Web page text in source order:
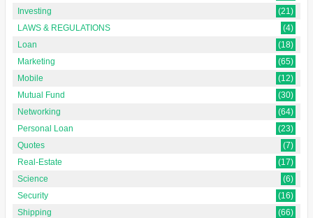
Investing
(21)
LAWS & REGULATIONS
(4)
Loan
(18)
Marketing
(65)
Mobile
(12)
Mutual Fund
(30)
Networking
(64)
Personal Loan
(23)
Quotes
(7)
Real-Estate
(17)
Science
(6)
Security
(16)
Shipping
(66)